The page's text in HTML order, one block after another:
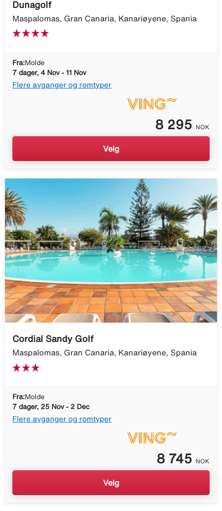
Dunagolf
Maspalomas, Gran Canaria, Kanariøyene, Spania
Fra:Molde
7 dager, 4 Nov - 11 Nov
Flere avganger og romtyper
8 295 NOK
Velg
Cordial Sandy Golf
Maspalomas, Gran Canaria, Kanariøyene, Spania
Fra:Molde
7 dager, 25 Nov - 2 Dec
Flere avganger og romtyper
8 745 NOK
Velg